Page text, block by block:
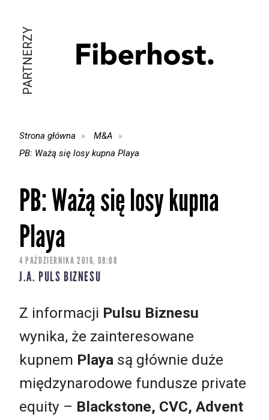
PARTNERZY
Strona główna
M&A
PB: Ważą się losy kupna Playa
PB: Ważą się losy kupna
Playa
4 PAŹDZIERNIKA 2016, 08:08
J.A. PULS BIZNESU
Z informacji Pulsu Biznesu
wynika, że zainteresowane
kupnem Playa są głównie duże
międzynarodowe fundusze private
equity – Blackstone, CVC, Advent